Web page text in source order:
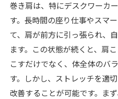
ポイント
健康的な姿勢を取り戻
れる方法
巻き肩は、特にデスクワーカ
す。長時間の座り仕事やスマ
て、肩が前方に引っ張られ、
ます。この状態が続くと、肩
こすだけでなく、体全体のバ
す。しかし、ストレッチを適
改善することが可能です。ま